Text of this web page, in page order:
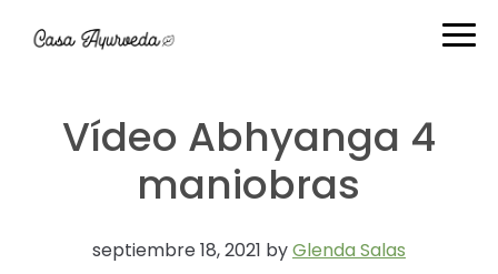
páginaVídeo Abhyanga 4
maniobras
septiembre 18, 2021 byGlenda Salas